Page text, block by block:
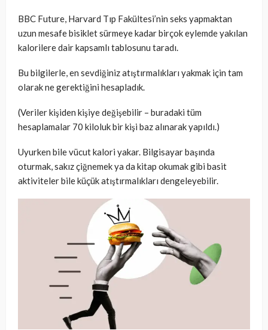
BBC Future, Harvard Tıp Fakültesi’nin seks yapmaktan
uzun mesafe bisiklet sürmeye kadar birçok eylemde yakılan
kalorilere dair kapsamlı tablosunu taradı.
Bu bilgilerle, en sevdiğiniz atıştırmalıkları yakmak için tam
olarak ne gerektiğini hesapladık.
(Veriler kişiden kişiye değişebilir – buradaki tüm
hesaplamalar 70 kiloluk bir kişi baz alınarak yapıldı.)
Uyurken bile vücut kalori yakar. Bilgisayar başında
oturmak, sakız çiğnemek ya da kitap okumak gibi basit
aktiviteler bile küçük atıştırmalıkları dengeleyebilir.